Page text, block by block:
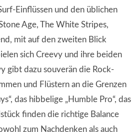
Einflüssen und den üblichen
Age, The White Stripes,
mit auf den zweiten Blick
sich Creevy und ihre beiden
gibt dazu souverän die Rock-
und Flüstern an die Grenzen
das hibbelige „Humble Pro“, das
finden die richtige Balance
zum Nachdenken als auch